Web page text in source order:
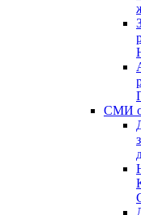
СМИ о